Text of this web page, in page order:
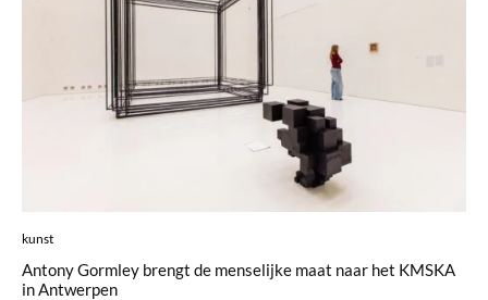
kunst
Antony Gormley brengt de menselijke maat naar het KMSKA
in Antwerpen